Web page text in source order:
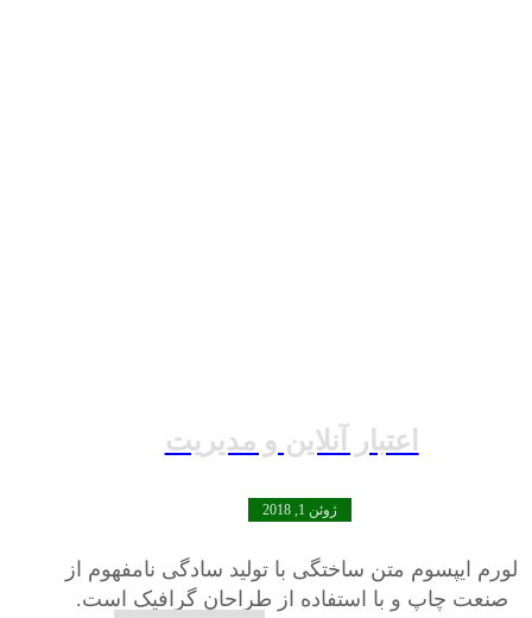
اعتبار آنلاین و مدیریت
ژوئن 1, 2018
لورم ایپسوم متن ساختگی با تولید سادگی نامفهوم از
صنعت چاپ و با استفاده از طراحان گرافیک است.